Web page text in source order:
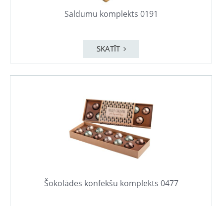
Saldumu komplekts 0191
SKATĪT
Šokolādes konfekšu komplekts 0477